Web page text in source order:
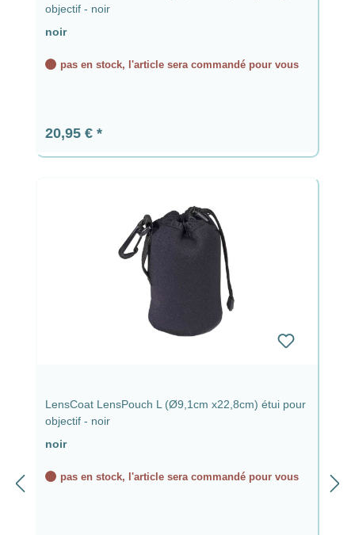
objectif - noir
noir
pas en stock, l'article sera commandé pour vous
Prix régulier :
20,95 €
LensCoat LensPouch L (Ø9,1cm x22,8cm) étui pour
objectif - noir
noir
pas en stock, l'article sera commandé pour vous